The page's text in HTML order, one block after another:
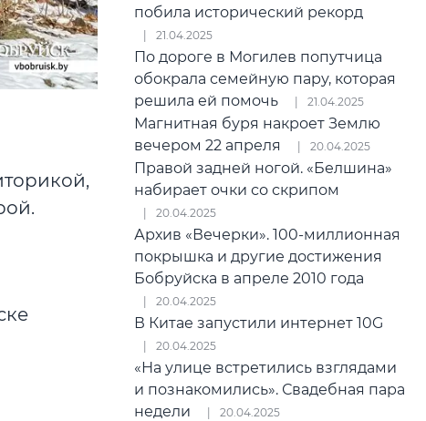
побила исторический рекорд
21.04.2025
По дороге в Могилев попутчица
обокрала семейную пару, которая
решила ей помочь
21.04.2025
Магнитная буря накроет Землю
вечером 22 апреля
20.04.2025
Правой задней ногой. «Белшина»
набирает очки со скрипом
20.04.2025
Архив «Вечерки». 100-миллионная
покрышка и другие достижения
Бобруйска в апреле 2010 года
20.04.2025
В Китае запустили интернет 10G
20.04.2025
«На улице встретились взглядами
и познакомились». Свадебная пара
недели
20.04.2025